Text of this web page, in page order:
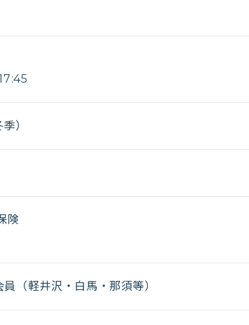
）
険
（軽井沢・白馬・那須等）